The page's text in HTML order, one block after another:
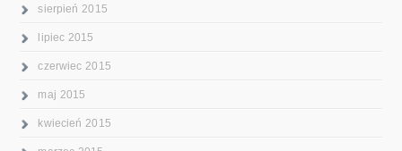
sierpień 2015
lipiec 2015
czerwiec 2015
maj 2015
kwiecień 2015